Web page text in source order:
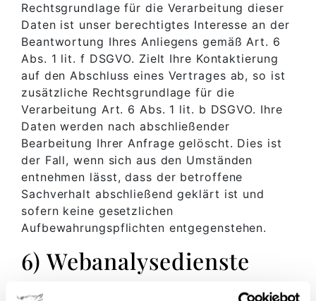
Rechtsgrundlage für die Verarbeitung dieser
Daten ist unser berechtigtes Interesse an der
Beantwortung Ihres Anliegens gemäß Art. 6
Abs. 1 lit. f DSGVO. Zielt Ihre Kontaktierung
auf den Abschluss eines Vertrages ab, so ist
zusätzliche Rechtsgrundlage für die
Verarbeitung Art. 6 Abs. 1 lit. b DSGVO. Ihre
Daten werden nach abschließender
Bearbeitung Ihrer Anfrage gelöscht. Dies ist
der Fall, wenn sich aus den Umständen
entnehmen lässt, dass der betroffene
Sachverhalt abschließend geklärt ist und
sofern keine gesetzlichen
Aufbewahrungspflichten entgegenstehen.
6) Webanalysedienste